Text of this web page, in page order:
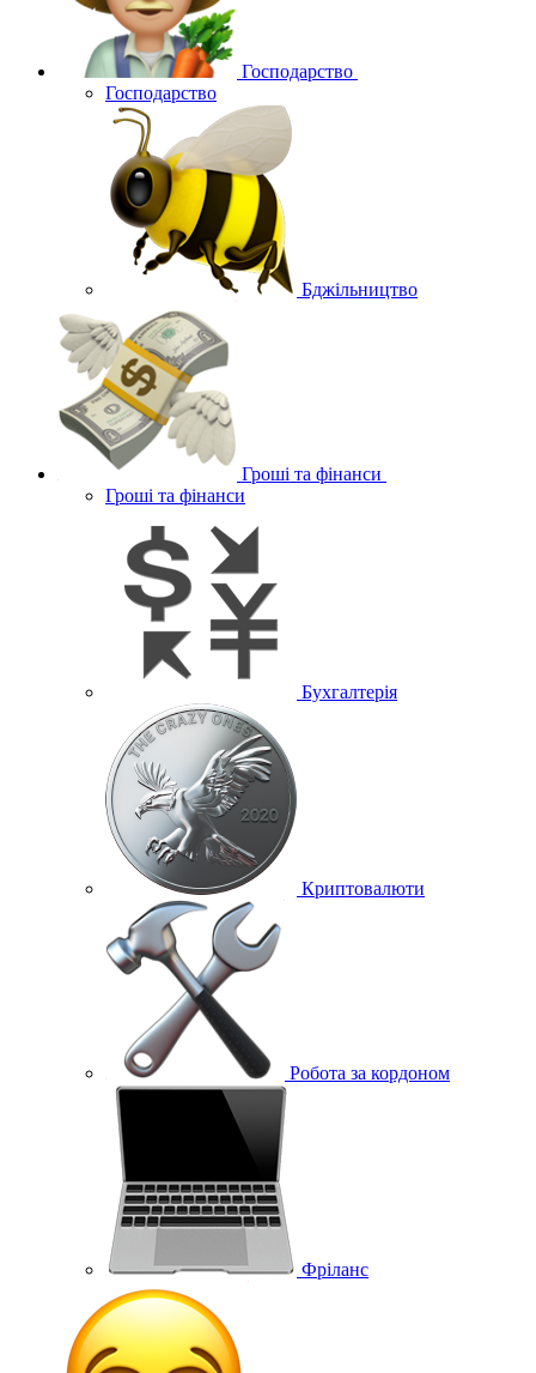
Господарство
Господарство
Бджільництво
Гроші та фінанси
Гроші та фінанси
Бухгалтерія
Криптовалюти
Робота за кордоном
Фріланс